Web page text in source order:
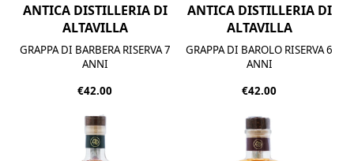
ANTICA DISTILLERIA DI
ALTAVILLA
GRAPPA DI BARBERA RISERVA 7
ANNI
€42.00
ANTICA DISTILLERIA DI
ALTAVILLA
GRAPPA DI BAROLO RISERVA 6
ANNI
€42.00